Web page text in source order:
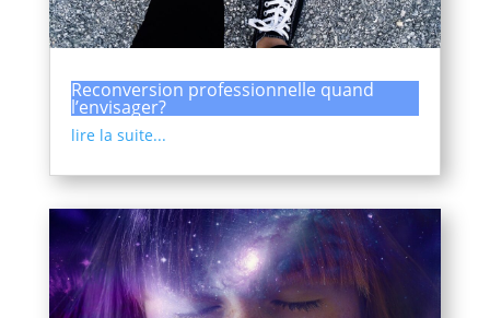
Reconversion professionnelle quand
l’envisager?
lire la suite...